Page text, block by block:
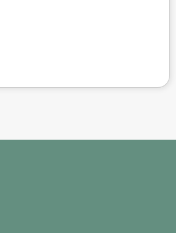
εφαρμογή και σταθερότητα.